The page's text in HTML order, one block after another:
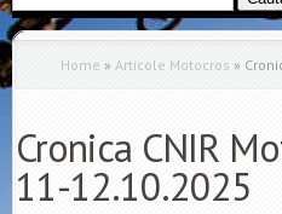
Home » Articole Motocros »
Cronica CNIR
11-12.10.2025